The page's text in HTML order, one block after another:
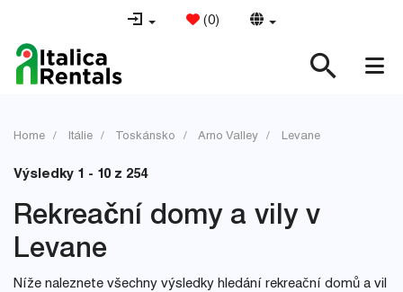
(0)
Home Itálie Toskánsko Arno Valley Levane
Výsledky 1 - 10 z 254
Rekreační domy a vily v
Levane
Níže naleznete všechny výsledky hledání rekreační domů a vil